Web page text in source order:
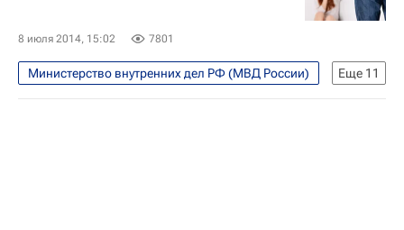
8 июля 2014, 15:02 7801
Еще 11
Министерство внутренних дел РФ (МВД России)
Общество
Жизнь без преград